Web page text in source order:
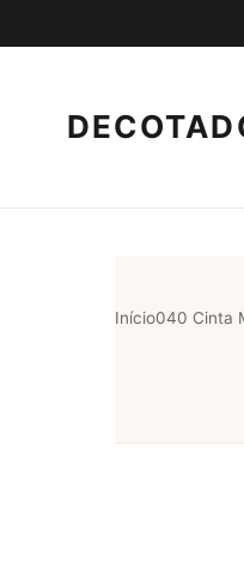
Início040 Cinta